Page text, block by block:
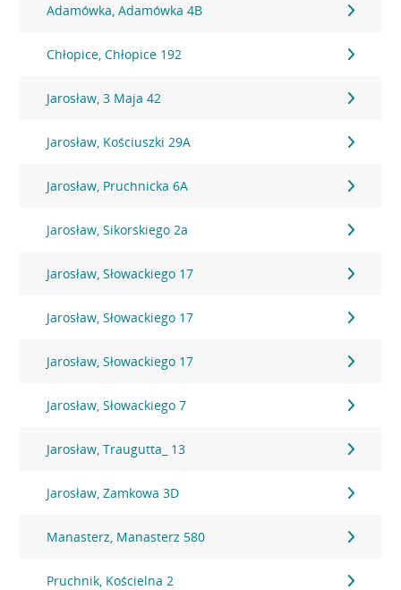
Adamówka, Adamówka 4B
Chłopice, Chłopice 192
Jarosław, 3 Maja 42
Jarosław, Kościuszki 29A
Jarosław, Pruchnicka 6A
Jarosław, Sikorskiego 2a
Jarosław, Słowackiego 17
Jarosław, Słowackiego 17
Jarosław, Słowackiego 17
Jarosław, Słowackiego 7
Jarosław, Traugutta_ 13
Jarosław, Zamkowa 3D
Manasterz, Manasterz 580
Pruchnik, Kościelna 2